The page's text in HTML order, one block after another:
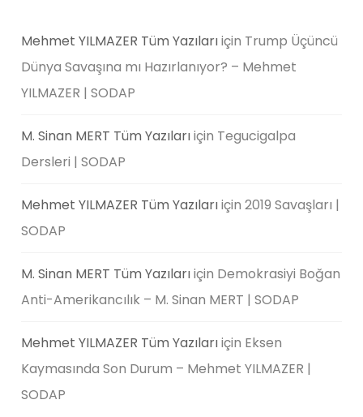
Mehmet YILMAZER Tüm Yazılarıiçin Trump Üçüncü
Dünya Savaşına mı Hazırlanıyor? – Mehmet
YILMAZER | SODAP
M. Sinan MERT Tüm Yazılarıiçin Tegucigalpa
Dersleri | SODAP
Mehmet YILMAZER Tüm Yazılarıiçin2019 Savaşları |
SODAP
M. Sinan MERT Tüm Yazılarıiçin Demokrasiyi Boğan
Anti-Amerikancılık – M. Sinan MERT | SODAP
Mehmet YILMAZER Tüm Yazılarıiçin Eksen
Kaymasında Son Durum – Mehmet YILMAZER |
SODAP